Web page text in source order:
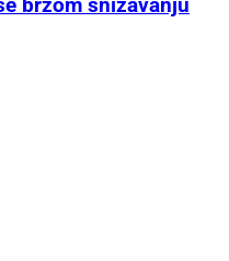
brzom snižavanju